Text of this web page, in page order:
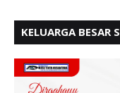
KELUARGA BESAR